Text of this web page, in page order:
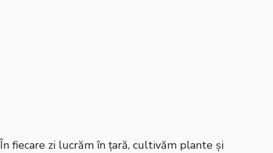
În fiecare zi lucrăm în țară, cultivăm plante și